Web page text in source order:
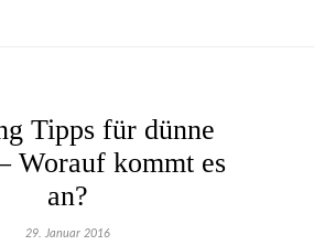
Tipps für dünne
Worauf kommt es
an?
29. Januar 2016